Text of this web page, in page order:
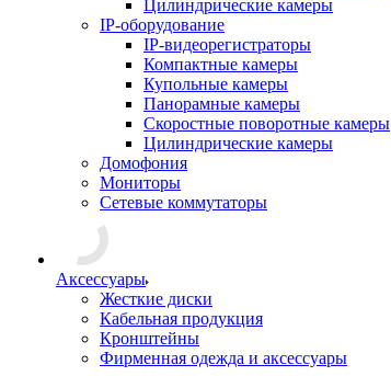
Цилиндрические камеры
IP-оборудование
IP-видеорегистраторы
Компактные камеры
Купольные камеры
Панорамные камеры
Скоростные поворотные камеры
Цилиндрические камеры
Домофония
Мониторы
Сетевые коммутаторы
Аксессуары
Жесткие диски
Кабельная продукция
Кронштейны
Фирменная одежда и аксессуары